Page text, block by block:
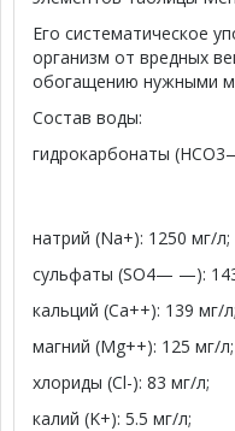
Его систематическое
организм от вредных
обогащению нужными
Состав воды:
натрий (Na+): 1250 мг/л;
сульфаты (SO4— —):
кальций (Ca++): 139 мг/л;
магний (Mg++): 125 мг/л;
хлориды (Cl-): 83 мг/л;
калий (K+): 5.5 мг/л;